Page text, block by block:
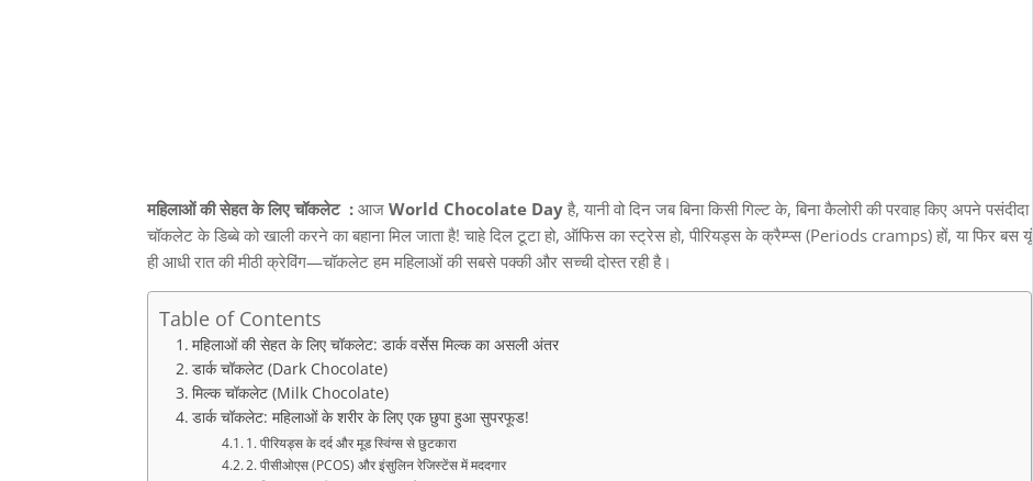
महिलाओं की सेहत के लिए चॉकलेट : आज World Chocolate Day है,यानी वो दिन जब बिना किसी गिल्ट के,बिना कैलोरी की परवाह किए अपने पसंदीदा
चॉकलेट के डिब्बे को खाली करने का बहाना मिल जाता है!चाहे दिल टूटा हो,ऑफिस का स्ट्रेस हो,पीरियड्स के क्रैम्प्स (Periods cramps)हों,या फिर बस यूं
ही आधी रात की मीठी क्रेविंग—चॉकलेट हम महिलाओं की सबसे पक्की और सच्ची दोस्त रही है।
Table of Contents
महिलाओं की सेहत के लिए चॉकलेट: डार्क वर्सेस मिल्क का असली अंतर
डार्क चॉकलेट (Dark Chocolate)
मिल्क चॉकलेट (Milk Chocolate)
डार्क चॉकलेट: महिलाओं के शरीर के लिए एक छुपा हुआ सुपरफूड!
1. पीरियड्स के दर्द और मूड स्विंग्स से छुटकारा
2. पीसीओएस (PCOS) और इंसुलिन रेजिस्टेंस में मददगार